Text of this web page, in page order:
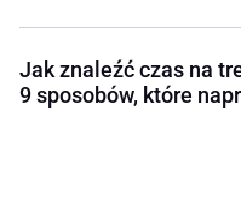
Jak znaleźć czas na
9 sposobów, które